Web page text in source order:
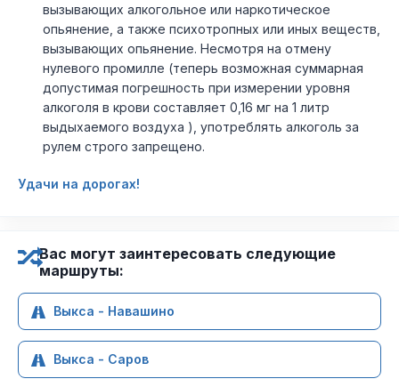
вызывающих алкогольное или наркотическое
опьянение, а также психотропных или иных веществ,
вызывающих опьянение. Несмотря на отмену
нулевого промилле (теперь возможная суммарная
допустимая погрешность при измерении уровня
алкоголя в крови составляет 0,16 мг на 1 литр
выдыхаемого воздуха ), употреблять алкоголь за
рулем строго запрещено.
Удачи на дорогах!
Вас могут заинтересовать следующие
маршруты:
Выкса - Навашино
Выкса - Саров